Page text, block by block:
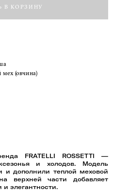
В КОРЗИНУ
(овчина)
FRATELLI ROSSETTI —
и холодов. Модель
дополнили теплой меховой
верхней части добавляет
и элегантности.